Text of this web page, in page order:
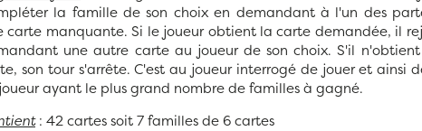
la famille de son choix en demandant à l'un des
carte manquante. Si le joueur obtient la carte demandée, il
une autre carte au joueur de son choix. S'il
son tour s'arrête. C'est au joueur interrogé de jouer et ainsi
ayant le plus grand nombre de familles à gagné.
: 42 cartes soit 7 familles de 6 cartes